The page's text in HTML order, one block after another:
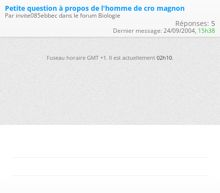
Petite question à propos de l'homme de cro magnon
Par invite085ebbec dans le forum Biologie
Réponses: 5
Dernier message: 24/09/2004, 15h38
Fuseau horaire GMT +1. Il est actuellement02h10.